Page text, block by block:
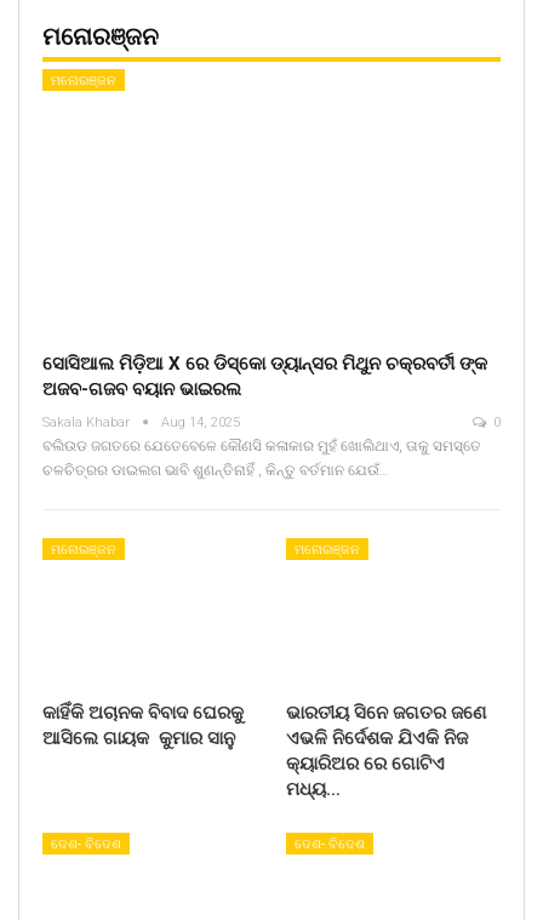
ମନୋରଞ୍ଜନ
ମନୋରଞ୍ଜନ
ସୋସିଆଲ ମିଡ଼ିଆ X ରେ ଡିସ୍କୋ ଡ୍ୟାନ୍ସର ମିଥୁନ ଚକ୍ରବର୍ତୀ ଙ୍କ
ଅଜବ-ଗଜବ ବୟାନ ଭାଇରଲ
Sakala Khabar Aug 14, 2025 0
ବଲିଉଡ ଜଗତରେ ଯେତେବେଳେ କୌଣସି କଳାକାର ମୁହଁ ଖୋଲିଥାଏ, ତାକୁ ସମସ୍ତେ
ଚଳଚିତ୍ରର ଡାଇଲଗ ଭାବି ଶୁଣନ୍ତିନାହିଁ , କିନ୍ତୁ ବର୍ତମାନ ଯେଉଁ…
ମନୋରଞ୍ଜନ
କାହିଁକି ଅଚାନକ ବିବାଦ ଘେରକୁ
ଆସିଲେ ଗାୟକ କୁମାର ସାନୁ
ମନୋରଞ୍ଜନ
ଭାରତୀୟ ସିନେ ଜଗତର ଜଣେ
ଏଭଳି ନିର୍ଦେଶକ ଯିଏକି ନିଜ
କ୍ୟାରିଅର ରେ ଗୋଟିଏ
ମଧ୍ୟ…
ଦେଶ- ବିଦେଶ ଦେଶ- ବିଦେଶ